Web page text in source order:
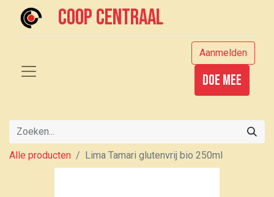
Coop centraal
Aanmelden
Doe mee
Alle producten Lima Tamari glutenvrij bio 250ml